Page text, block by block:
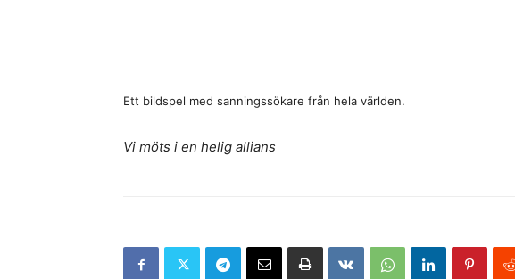
Ett bildspel med sanningssökare från hela världen.
Vi möts i en helig allians